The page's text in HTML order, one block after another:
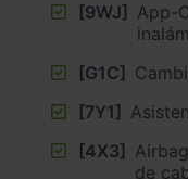
[9WJ] App-
[G1C]
[7Y1]
[4X3]
de